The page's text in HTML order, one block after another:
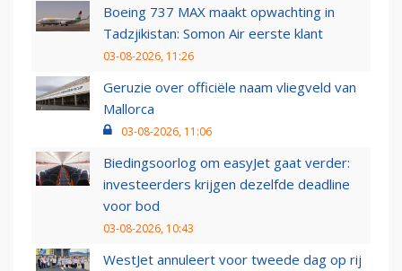
Boeing 737 MAX maakt opwachting in
Tadzjikistan: Somon Air eerste klant
03-08-2026, 11:26
Geruzie over officiële naam vliegveld van
Mallorca
03-08-2026, 11:06
Biedingsoorlog om easyJet gaat verder:
investeerders krijgen dezelfde deadline
voor bod
03-08-2026, 10:43
WestJet annuleert voor tweede dag op rij